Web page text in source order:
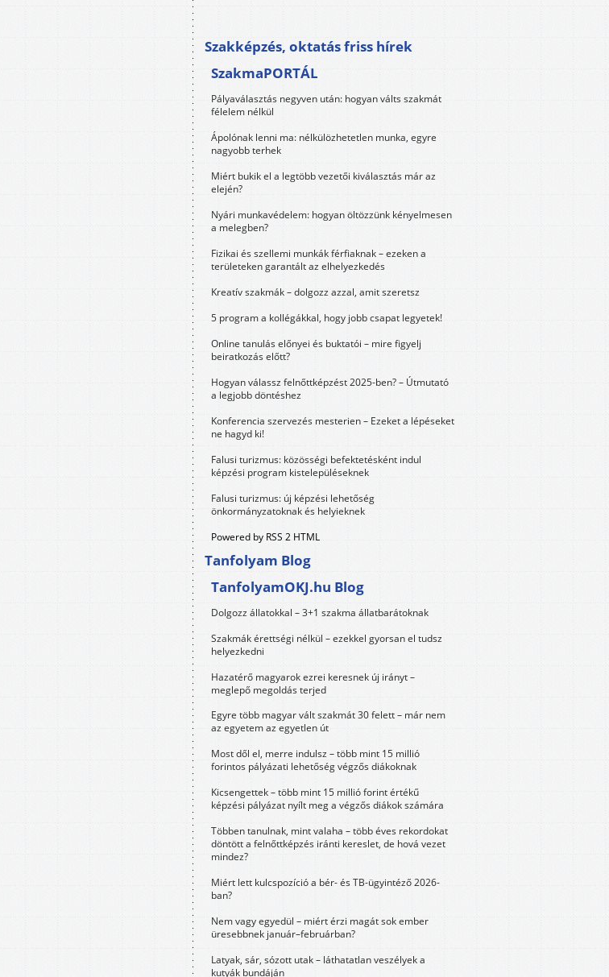
Szakképzés, oktatás friss hírek
SzakmaPORTÁL
Pályaválasztás negyven után: hogyan válts szakmát
félelem nélkül
Ápolónak lenni ma: nélkülözhetetlen munka, egyre
nagyobb terhek
Miért bukik el a legtöbb vezetői kiválasztás már az
elején?
Nyári munkavédelem: hogyan öltözzünk kényelmesen
a melegben?
Fizikai és szellemi munkák férfiaknak – ezeken a
területeken garantált az elhelyezkedés
Kreatív szakmák – dolgozz azzal, amit szeretsz
5 program a kollégákkal, hogy jobb csapat legyetek!
Online tanulás előnyei és buktatói – mire figyelj
beiratkozás előtt?
Hogyan válassz felnőttképzést 2025-ben? – Útmutató
a legjobb döntéshez
Konferencia szervezés mesterien – Ezeket a lépéseket
ne hagyd ki!
Falusi turizmus: közösségi befektetésként indul
képzési program kistelepüléseknek
Falusi turizmus: új képzési lehetőség
önkormányzatoknak és helyieknek
Powered by RSS 2 HTML
Tanfolyam Blog
TanfolyamOKJ.hu Blog
Dolgozz állatokkal – 3+1 szakma állatbarátoknak
Szakmák érettségi nélkül – ezekkel gyorsan el tudsz
helyezkedni
Hazatérő magyarok ezrei keresnek új irányt –
meglepő megoldás terjed
Egyre több magyar vált szakmát 30 felett – már nem
az egyetem az egyetlen út
Most dől el, merre indulsz – több mint 15 millió
forintos pályázati lehetőség végzős diákoknak
Kicsengettek – több mint 15 millió forint értékű
képzési pályázat nyílt meg a végzős diákok számára
Többen tanulnak, mint valaha – több éves rekordokat
döntött a felnőttképzés iránti kereslet, de hová vezet
mindez?
Miért lett kulcspozíció a bér- és TB-ügyintéző 2026-
ban?
Nem vagy egyedül – miért érzi magát sok ember
üresebbnek január–februárban?
Latyak, sár, sózott utak – láthatatlan veszélyek a
kutyák bundáján